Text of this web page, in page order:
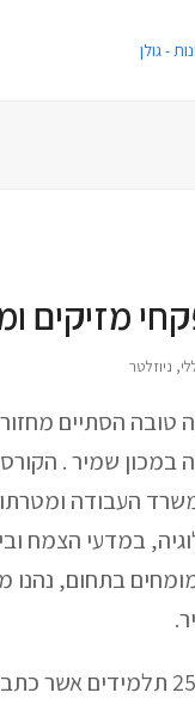
מזיקים
, ניוזלטר
הסתיים
במכון שמיר .
העבודה ומטרתו
במדעי הצמח
בתחום, נהנו
אל קו הסיום הגיעו 25